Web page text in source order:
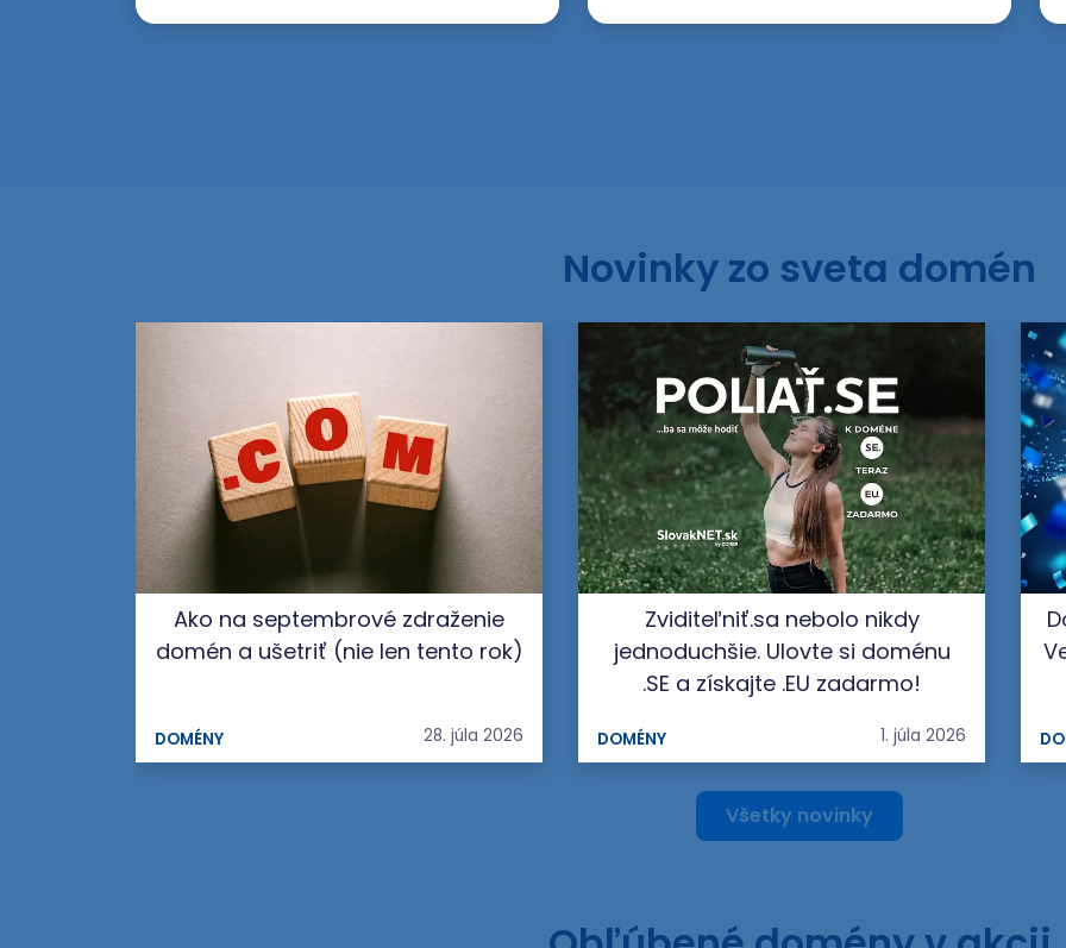
Novinky zo sveta domén
Ako na septembrové zdraženie
domén a ušetriť (nie len tento rok)
DOMÉNY 28. júla 2026
Zviditeľniť.sa nebolo nikdy
jednoduchšie. Ulovte si doménu
.SE a získajte .EU zadarmo!
DOMÉNY 1. júla 2026
Všetky novinky